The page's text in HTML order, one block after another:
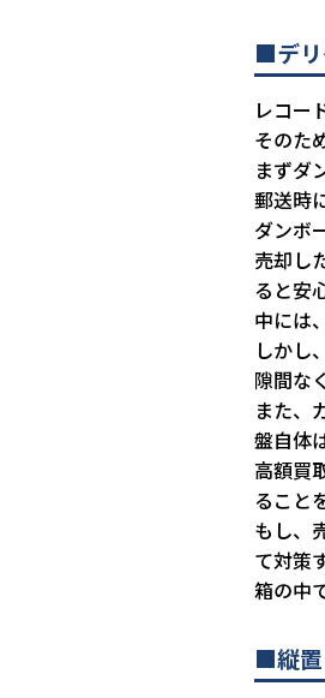
■デリ
レコー
そのた
まずダ
郵送時
ダンボ
売却し
ると安
中には
しかし
隙間な
また、
盤自体
高額買
ること
もし、
て対策
箱の中
■縦置